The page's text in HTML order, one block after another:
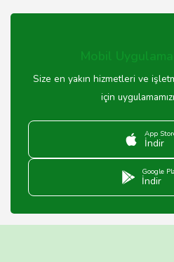
sahiptir. Şehir merkezlerinden
Mobil
Size en yakın hizmetleri ve
için
App
İndir
Google
İndir